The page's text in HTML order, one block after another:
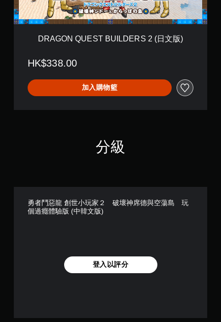
T
B
U
DRAGON QUEST BUILDERS 2 (日文版)
HK$338.00
加入購物籃
分級
勇者鬥惡龍 創世小玩家２ 破壞神席德與空蕩島 玩
個過癮體驗版 (中韓文版)
登入以評分